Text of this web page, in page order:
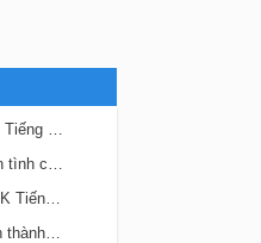
Bài 22 Đọc mở rộng trang 111 SGK Tiếng Việt 5 Kết nối tri thức tập 2
Bài 22 Luyện viết đoạn văn thể hiện tình cảm, cảm xúc về một sự việc trang 111 SGK Tiếng Việt 5 Kết nối tri thức tập 2
Bài 22 Bộ đội về làng trang 109 SGK Tiếng Việt 5 Kết nối tri thức tập 2
Bài 21 Viết đoạn văn nêu ý kiến tán thành một sự việc, hiện tượng (Bài viết số 2) trang 108 SGK Tiếng Việt 5 Kết nối tri thức tập 2